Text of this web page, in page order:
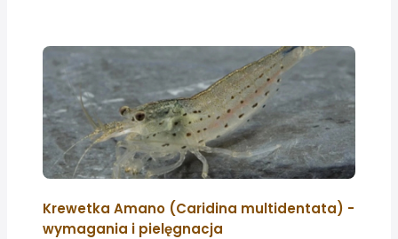
Krewetka Amano (Caridina multidentata) -
wymagania i pielęgnacja